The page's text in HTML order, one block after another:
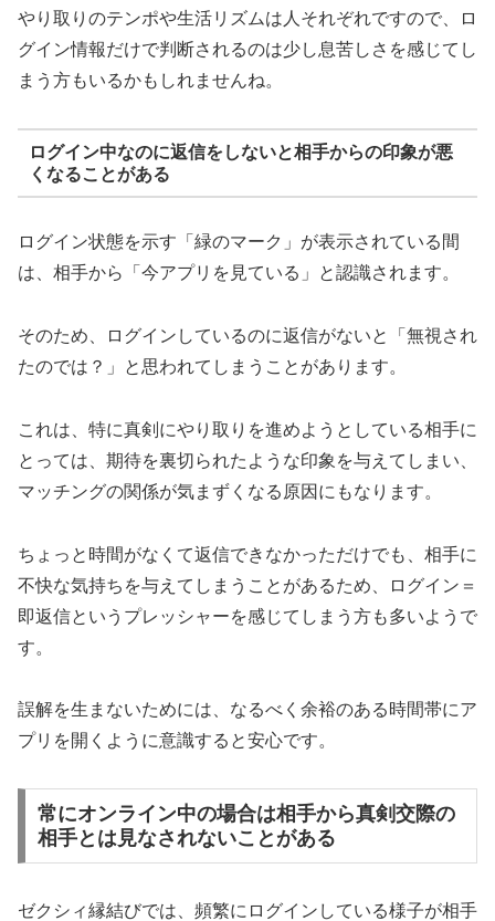
やり取りのテンポや生活リズムは人それぞれですので、ロ
グイン情報だけで判断されるのは少し息苦しさを感じてし
まう方もいるかもしれませんね。
ログイン中なのに返信をしないと相手からの印象が悪
くなることがある
ログイン状態を示す「緑のマーク」が表示されている間
は、相手から「今アプリを見ている」と認識されます。
そのため、ログインしているのに返信がないと「無視され
たのでは？」と思われてしまうことがあります。
これは、特に真剣にやり取りを進めようとしている相手に
とっては、期待を裏切られたような印象を与えてしまい、
マッチングの関係が気まずくなる原因にもなります。
ちょっと時間がなくて返信できなかっただけでも、相手に
不快な気持ちを与えてしまうことがあるため、ログイン＝
即返信というプレッシャーを感じてしまう方も多いようで
す。
誤解を生まないためには、なるべく余裕のある時間帯にア
プリを開くように意識すると安心です。
常にオンライン中の場合は相手から真剣交際の
相手とは見なされないことがある
ゼクシィ縁結びでは、頻繁にログインしている様子が相手